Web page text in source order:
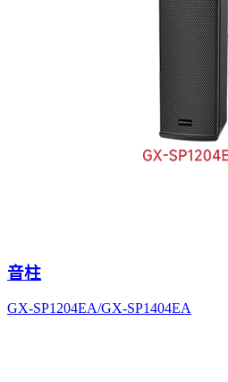
音柱
GX-SP1204EA/GX-SP1404EA